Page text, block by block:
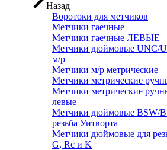
Назад
Воротоки для метчиков
Метчики гаечные
Метчики гаечные ЛЕВЫЕ
Метчики дюймовые UNC/
м/р
Метчики м/р метрические
Метчики метрические
Метчики метрические
левые
Метчики дюймовые BSW/
резьба Уитворта
Метчики дюймовые для
G, Rc и K